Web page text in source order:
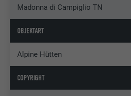
Madonna di Campiglio TN
OBJEKTART
Alpine Hütten
COPYRIGHT